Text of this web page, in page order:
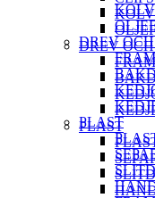
DREV
PLAST
DREV
PLAST